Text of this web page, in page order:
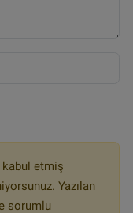
kabul etmiş
Yazılan
sorumlu